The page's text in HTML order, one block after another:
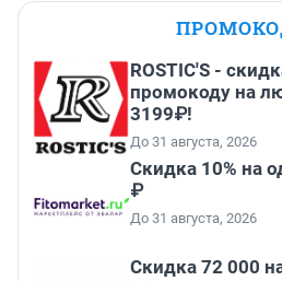
ROSTIC'S -
промокоду на
3199₽!
До 31 августа, 2026
Скидка 10% на
₽
До 31 августа, 2026
Скидка 72 000